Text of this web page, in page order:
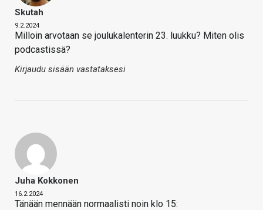
Skutah
9.2.2024
Milloin arvotaan se joulukalenterin 23. luukku? Miten olis
podcastissä?
Kirjaudu sisään vastataksesi
Juha Kokkonen
16.2.2024
Tänään mennään normaalisti noin klo 15: